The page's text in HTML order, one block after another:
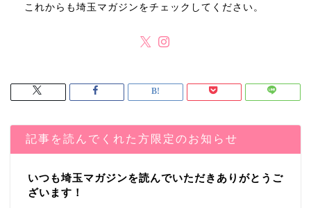
これからも埼玉マガジンをチェックしてください。
記事を読んでくれた方限定のお知らせ
いつも埼玉マガジンを読んでいただきありがとうご
ざいます！